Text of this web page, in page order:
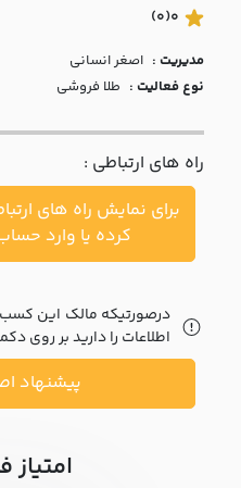
با ما
مقالات
اخبار
پرسش
متداول
خواست
0
(0)
مدیریت : اصغر انساني
نوع فعالیت : طلا فروشی
راه های ارتباطی :
برای نمایش راه های
کرده یا وارد
درصورتیکه مالک این کسب
اطلاعات را دارید بر روی
پیشنهاد